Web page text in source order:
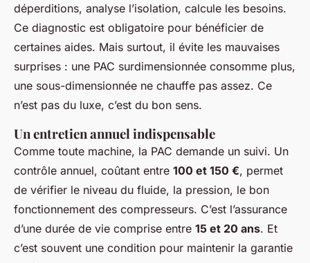
déperditions, analyse l’isolation, calcule les besoins.
Ce diagnostic est obligatoire pour bénéficier de
certaines aides. Mais surtout, il évite les mauvaises
surprises : une PAC surdimensionnée consomme plus,
une sous-dimensionnée ne chauffe pas assez. Ce
n’est pas du luxe, c’est du bon sens.
Un entretien annuel indispensable
Comme toute machine, la PAC demande un suivi. Un
contrôle annuel, coûtant entre 100 et 150 €, permet
de vérifier le niveau du fluide, la pression, le bon
fonctionnement des compresseurs. C’est l’assurance
d’une durée de vie comprise entre 15 et 20 ans. Et
c’est souvent une condition pour maintenir la garantie